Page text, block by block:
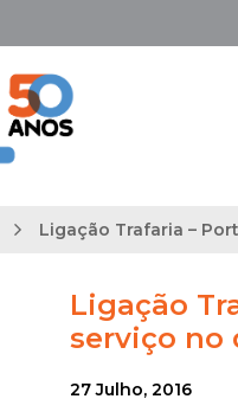
Ligação Trafaria –
Ligação
serviço no
27 Julho, 2016